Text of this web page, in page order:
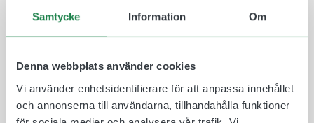
Samtycke Information Om
Denna webbplats använder cookies
Vi använder enhetsidentifierare för att anpassa innehållet
och annonserna till användarna, tillhandahålla funktioner
piktogram är ett bra och beprövat hjälpmedel som
öppnar upp samhället och gör det mer tillgängligt
Våra Taktila Piktogram är tillverkade i en
ljusabsorberande och icke reflekterande
akrylplast, speciellt framtaget för att optimera